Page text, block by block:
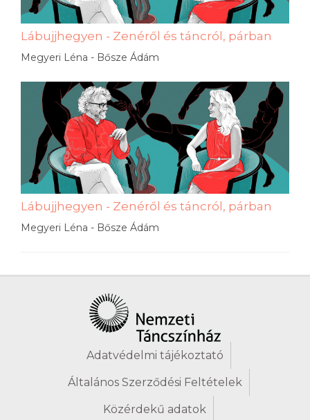
Lábujjhegyen - Zenéről és táncról, párban
Megyeri Léna - Bősze Ádám
Lábujjhegyen - Zenéről és táncról, párban
Megyeri Léna - Bősze Ádám
Adatvédelmi tájékoztató
Általános Szerződési Feltételek
Közérdekű adatok